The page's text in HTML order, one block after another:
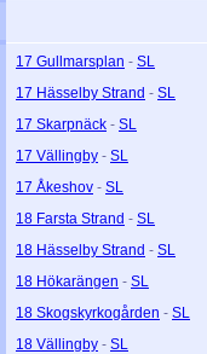
17 Gullmarsplan - SL
17 Hässelby Strand - SL
17 Skarpnäck - SL
17 Vällingby - SL
17 Åkeshov - SL
18 Farsta Strand - SL
18 Hässelby Strand - SL
18 Hökarängen - SL
18 Skogskyrkogården - SL
18 Vällingby - SL